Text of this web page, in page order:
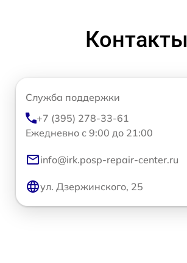
Контакты
Служба поддержки
+7 (395) 278-33-61
Ежедневно с 9:00 до 21:00
info@irk.posp-repair-center.ru
ул. Дзержинского, 25